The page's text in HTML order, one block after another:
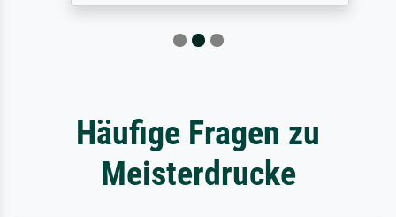
Häufige Fragen zu
Meisterdrucke